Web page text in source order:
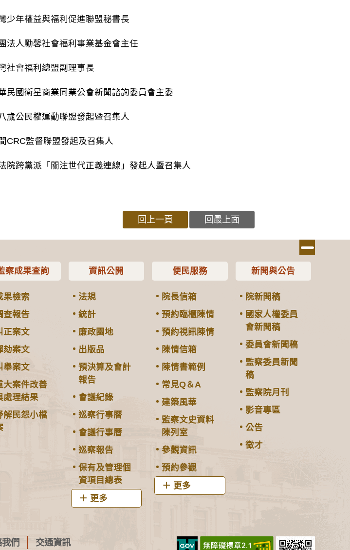
少年權益與福利促進聯盟秘書長
法人勵馨社會福利事業基金會主任
社會福利總盟副理事長
民國衛星商業同業公會新聞諮詢委員會主委
歲公民權運動聯盟發起暨召集人
CRC監督聯盟發起及召集人
院跨黨派「關注世代正義連線」發起人暨召集人
回上一頁 回最上面
察成果查詢
果檢索
查報告
正案文
劾案文
舉案文
大案件改善
處理結果
解民怨小檔
資訊公開
法規
統計
廉政園地
出版品
預決算及會計
報告
會議紀錄
巡察行事曆
會議行事曆
巡察報告
保有及管理個
資項目總表
更多
便民服務
院長信箱
預約臨櫃陳情
預約視訊陳情
陳情信箱
陳情書範例
常見Q＆A
建築風華
監察文史資料
陳列室
參觀資訊
預約參觀
更多
新聞與公告
院新聞稿
國家人權委員
會新聞稿
委員會新聞稿
監察委員新聞
稿
監察院月刊
影音專區
公告
徵才
們 交通資訊